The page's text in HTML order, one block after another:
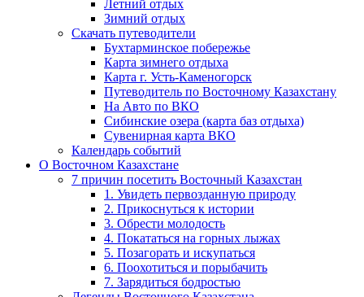
Летний отдых
Зимний отдых
Скачать путеводители
Бухтарминское побережье
Карта зимнего отдыха
Карта г. Усть-Каменогорск
Путеводитель по Восточному Казахстану
На Авто по ВКО
Сибинские озера (карта баз отдыха)
Сувенирная карта ВКО
Календарь событий
О Восточном Казахстане
7 причин посетить Восточный Казахстан
1. Увидеть первозданную природу
2. Прикоснуться к истории
3. Обрести молодость
4. Покататься на горных лыжах
5. Позагорать и искупаться
6. Поохотиться и порыбачить
7. Зарядиться бодростью